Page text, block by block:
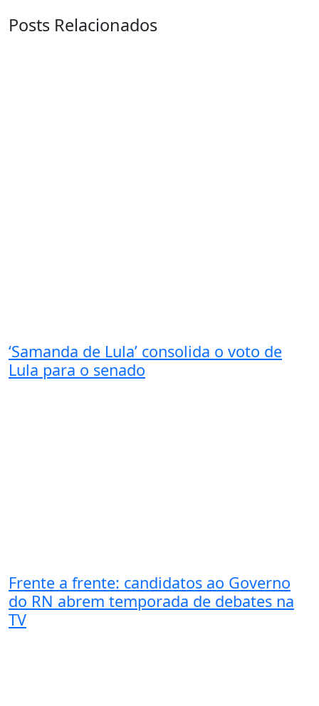
Posts Relacionados
‘Samanda de Lula’ consolida o voto de
Lula para o senado
Frente a frente: candidatos ao Governo
do RN abrem temporada de debates na
TV